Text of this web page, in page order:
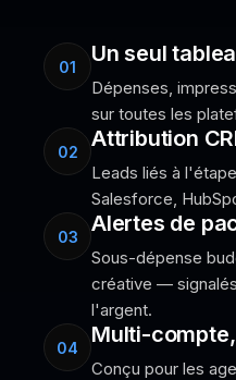
01 Un seul
Dépenses,
sur toutes les
02 Attribution
Leads liés à
Salesforce,
03 Alertes de
Sous-dépense
créative —
l'argent.
04 Multi-
Conçu pour les